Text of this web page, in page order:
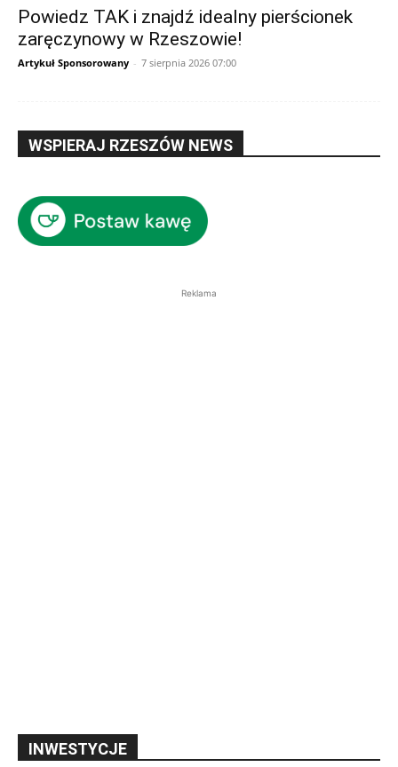
Powiedz TAK i znajdź idealny pierścionek
zaręczynowy w Rzeszowie!
Artykuł Sponsorowany - 7 sierpnia 2026 07:00
WSPIERAJ RZESZÓW NEWS
Reklama
INWESTYCJE